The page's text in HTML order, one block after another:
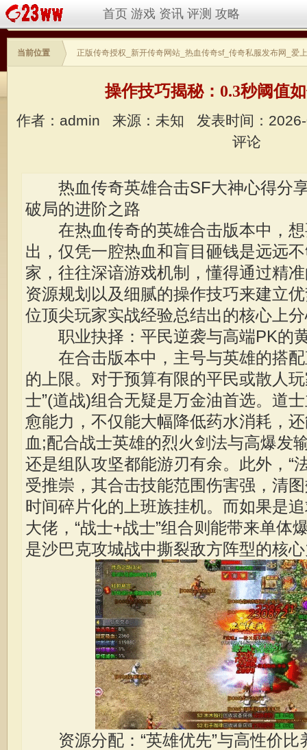
首页 游戏 资讯 评测 攻略
当前位置 正版传奇授权_新开传奇网站_热血传奇sf_传奇私服发布网_爱
操作技巧揭秘：0.3秒阈值
作者：admin 来源：未知
发表时间：
评论
热血传奇英雄合击SF大神心得分
破局的进阶之路
在热血传奇的英雄合击版本中，想
出，仅凭一腔热血和盲目砸钱是远远
家，往往深谙游戏机制，懂得通过精
资源规划以及细腻的操作技巧来建立
位顶尖玩家实战经验总结出的核心上
职业抉择：平民逆袭与高端PK的
在合击版本中，主号与英雄的搭配
的上限。对于预算有限的平民或散人
士”(道战)组合无疑是万金油首选。道
愈能力，不仅能大幅降低药水消耗，
血;配合战士英雄的烈火剑法与高爆发
还是组队攻坚都能游刃有余。此外，“
受推崇，其合击技能范围伤害强，清
时间碎片化的上班族挂机。而如果是
大佬，“战士+战士”组合则能带来单体
是沙巴克攻城战中撕裂敌方阵型的核
资源分配：“英雄优先”与高性价比